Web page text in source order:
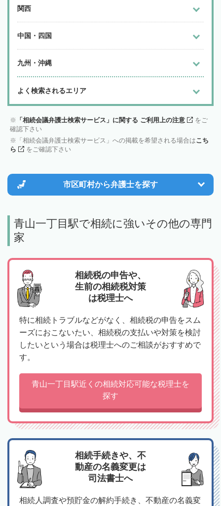
関西
中国・四国
九州・沖縄
よく検索されるエリア
「相続会議弁護士検索サービス」に関する ご利用上の注意
をご
確認下さい
「相続会議弁護士検索サービス」への掲載を希望される場合はこち
ら
をご確認下さい
市区町村から弁護士を探す
青山一丁目駅で相続に強いその他の専門
家
相続税の申告や、
生前の相続税対策
は税理士へ
特に相続トラブルなどがなく、相続税の申告をスム
ーズにおこないたい、相続税の支払いや対策を検討
したいという場合は税理士へのご相談がおすすめで
す。
青山一丁目駅近くの相続対応可能な税理士を
探す
相続手続きや、不
動産の名義変更は
司法書士へ
相続人調査や預貯金の解約手続き、不動産の名義変